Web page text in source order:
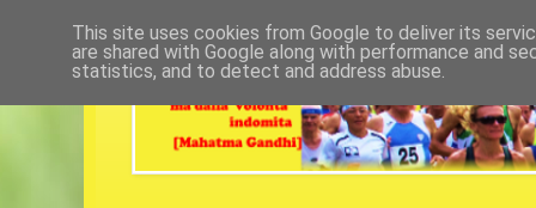
This site uses cookies from Google to deliver its
are shared with Google along with performance and
statistics, and to detect and address abuse.